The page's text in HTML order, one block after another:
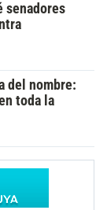
senadores
del nombre:
toda la